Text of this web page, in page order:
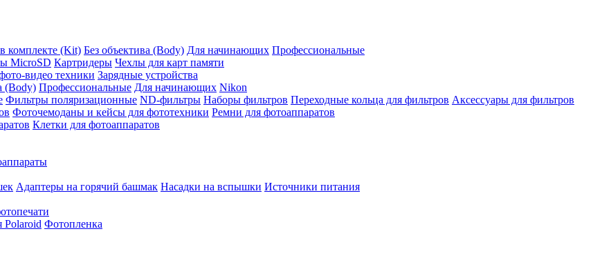
комплекте (Kit) Без объектива (Body) Для начинающих Профессиональные
MicroSD Картридеры Чехлы для карт памяти
видео техники Зарядные устройства
(Body) Профессиональные Для начинающих Nikon
Фильтры поляризационные ND-фильтры Наборы фильтров Переходные кольца для фильтров Аксессуары для фильтров
Фоточемоданы и кейсы для фототехники Ремни для фотоаппаратов
Клетки для фотоаппаратов
Адаптеры на горячий башмак Насадки на вспышки Источники питания
Polaroid Фотопленка